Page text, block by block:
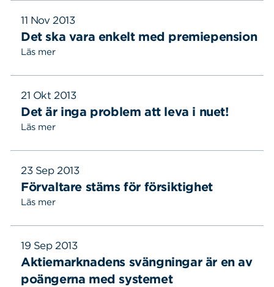
11 Nov 2013
Det ska vara enkelt med premiepension
Läs mer
21 Okt 2013
Det är inga problem att leva i nuet!
Läs mer
23 Sep 2013
Förvaltare stäms för försiktighet
Läs mer
19 Sep 2013
Aktiemarknadens svängningar är en av
poängerna med systemet
efter: